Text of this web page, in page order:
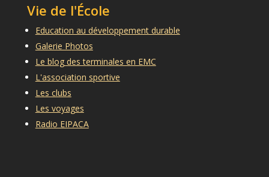
Vie de l'École
Education au développement durable
Galerie Photos
Le blog des terminales en EMC
L'association sportive
Les clubs
Les voyages
Radio EIPACA